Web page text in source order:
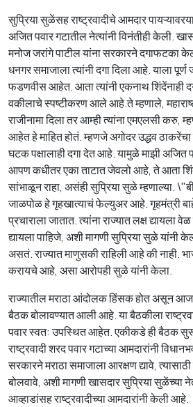
सुप्रिया सुळेंसह राष्ट्रवादीचे आमदार
अजित पवार गटातील नेत्यांनी विनंतीही केली.
मनोज जरांगे पाटील यांना सरकारने दगाफटका
धनगर समाजाला त्यांनी दगा दिला आहे. याला
फडणवीस आहेत. आता त्यांनी एकनाथ शिंदेंनाही
वकीलाचे स्पष्टीकरण आले आहे.ते म्हणाले,
राजीनामा दिला तर आम्ही त्यांना एमएलसी करु,
आहेत हे माहित होतं. म्हणजे अगोदर उद्धव
घटक पक्षालाही दगा देत आहे. यामुळे माझी अजित
आपण कधीतर एका ताटात जेवलो आहे, ते आता
सांभाळून राहा, असंही सुप्रिया सुळे म्हणाल्या.
जाळपोळ हे गृहखात्याचं फेल्युअर आहे. गृहमंत्री
प्रचाराला जातात. त्यांना राज्यात लक्ष द्यायला वेळ
द्यायला पाहिजे, अशी मागणी सुप्रिया सुळे यांनी
असतं. राज्यात माणुसकी राहिली आहे की नाही.
करायचे आहे, असा आरोपही सुळे यांनी केला.
राज्यातील मराठा आंदोलक हिंसक होत असून आज
बैठक बोलावण्यात आली आहे. या बैठकीला
पवार स्वत: उपस्थित आहेत. एकीकडे ही बैठक
राष्ट्रवादी शरद पवार गटाच्या आमदारांनी
सरकारने मराठा समाजाला आरक्षण द्यावे,
बोलवावे, अशी मागणी खासदार सुप्रिया सुळेंच्या
आव्हाडांसह राष्ट्रवादीच्या आमदारांनी केली आहे.